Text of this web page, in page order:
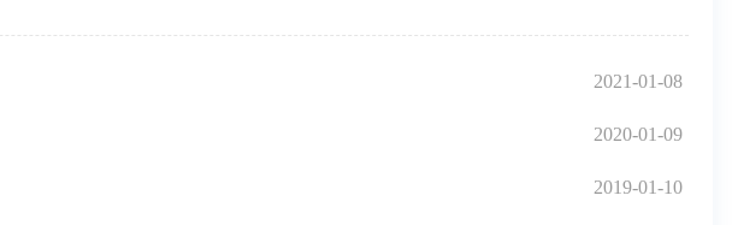
2021-01-08
2020-01-09
2019-01-10